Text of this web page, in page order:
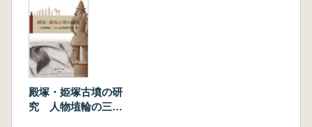
殿塚・姫塚古墳の研
究 人物埴輪の三次